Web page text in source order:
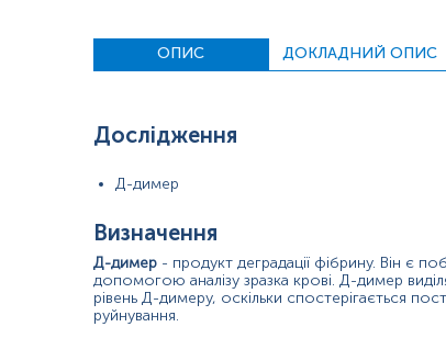
Виключення діагнозу тромбоемболії легеневої
Визначення оптимальної тривалості та
Основними причинами є:
тромбоз глибоких вен кінцівок;
тромбоемболія легеневої артерії;
ОПИС ДОКЛАДНИЙ ОПИС
Дослідження
Д-димер
Визначення
Д-димер - продукт деградації фібрину. Він є
допомогою аналізу зразка крові. Д-димер
рівень Д-димеру, оскільки спостерігається
руйнування.